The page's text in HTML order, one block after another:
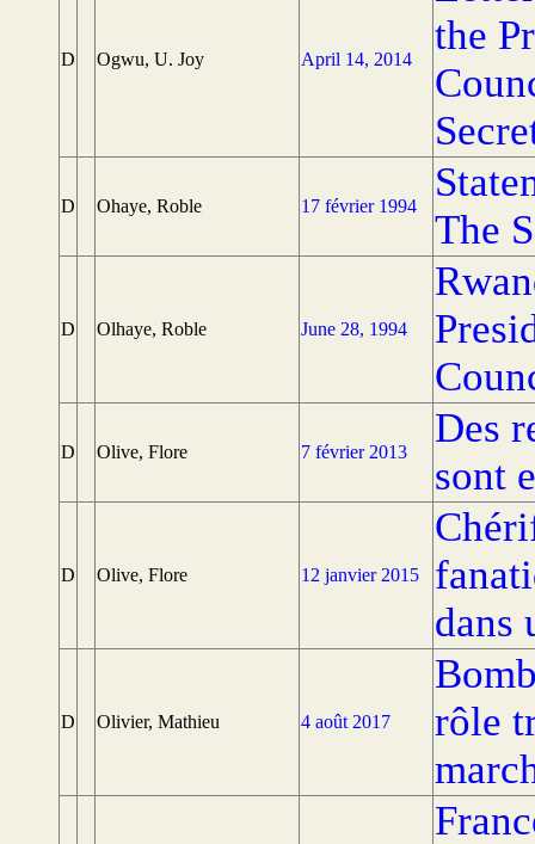
D Ogwu, U. Joy April 14, 2014
the
D Ohaye, Roble 17 février 1994
The
D Olhaye, Roble June 28, 1994
D Olive, Flore 7 février 2013
Des
sont
D Olive, Flore 12 janvier 2015
dans
D Olivier, Mathieu 4 août 2017
rôle